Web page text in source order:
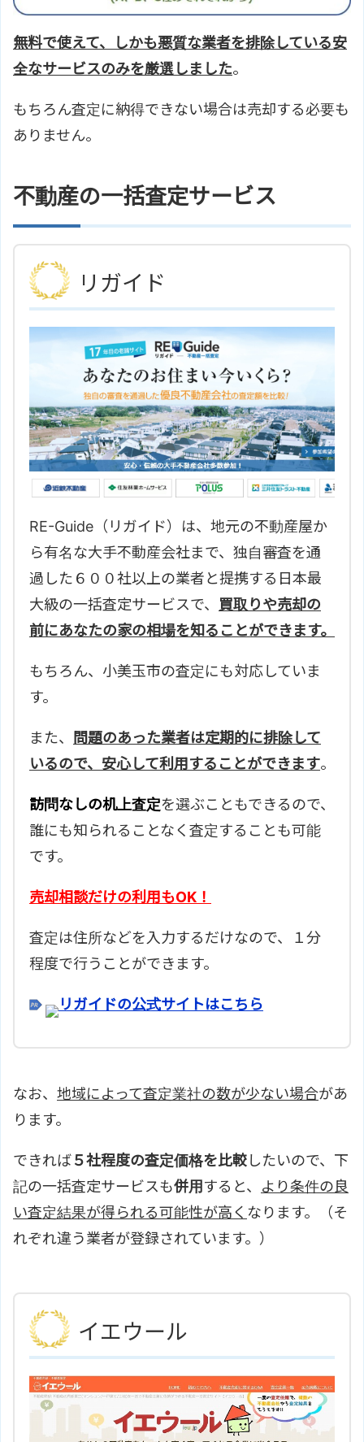
無料で使えて、しかも悪質な業者を排除している安
全なサービスのみを厳選しました。
もちろん査定に納得できない場合は売却する必要も
ありません。
不動産の一括査定サービス
リガイド
RE-Guide（リガイド）は、地元の不動産屋か
ら有名な大手不動産会社まで、独自審査を通
過した６００社以上の業者と提携する日本最
大級の一括査定サービスで、 買取りや売却の
前にあなたの家の相場を知ることができます。
もちろん、 小美玉市の査定にも対応していま
す。
また、
問題のあった業者は定期的に排除して
いるので、安心して利用することができます。
訪問なしの机上査定を選ぶこともできるので、
誰にも知られることなく査定することも可能
です。
売却相談だけの利用もOK！
査定は住所などを入力するだけなので、１分
程度で行うことができます。
リガイドの公式サイトはこちら
なお、 地域によって査定業社の数が少ない場合があ
ります。
できれば５社程度の査定価格を比較したいので、下
記の一括査定サービスも併用すると、 より条件の良
い査定結果が得られる可能性が高く なります。（そ
れぞれ違う業者が登録されています。）
イエウール